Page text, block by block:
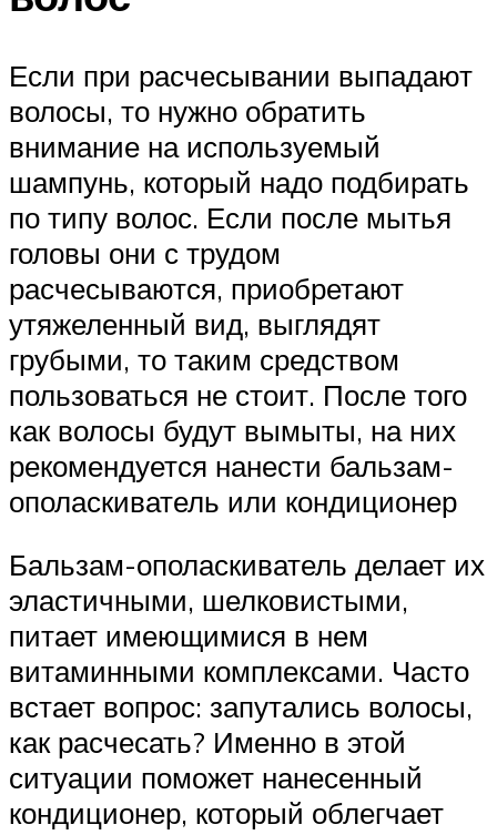
Если при расчесывании выпадают
волосы, то нужно обратить
внимание на используемый
шампунь, который надо подбирать
по типу волос. Если после мытья
головы они с трудом
расчесываются, приобретают
утяжеленный вид, выглядят
грубыми, то таким средством
пользоваться не стоит. После того
как волосы будут вымыты, на них
рекомендуется нанести бальзам-
ополаскиватель или кондиционер
Бальзам-ополаскиватель делает их
эластичными, шелковистыми,
питает имеющимися в нем
витаминными комплексами. Часто
встает вопрос: запутались волосы,
как расчесать? Именно в этой
ситуации поможет нанесенный
кондиционер, который облегчает